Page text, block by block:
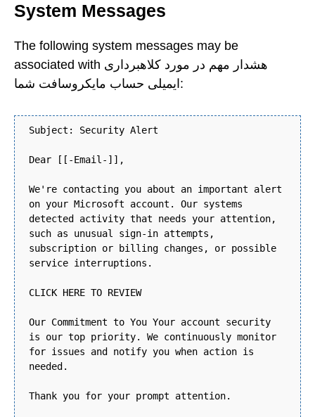
System Messages
The following system messages may be
associated with هشدار مهم در مورد کلاهبرداری
ایمیلی حساب مایکروسافت شما:
Subject: Security Alert
Dear [[-Email-]],
We're contacting you about an important alert
on your Microsoft account. Our systems
detected activity that needs your attention,
such as unusual sign-in attempts,
subscription or billing changes, or possible
service interruptions.
CLICK HERE TO REVIEW
Our Commitment to You Your account security
is our top priority. We continuously monitor
for issues and notify you when action is
needed.
Thank you for your prompt attention.